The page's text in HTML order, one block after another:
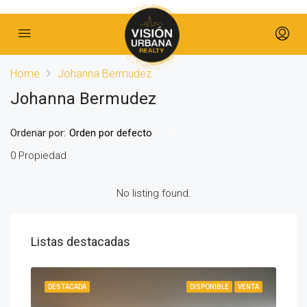
Home Johanna Bermudez
Johanna Bermudez
0 Propiedad
Ordenar por: Orden por defecto
No listing found.
Listas destacadas
DISPONIBLE VENTA
DESTACADA